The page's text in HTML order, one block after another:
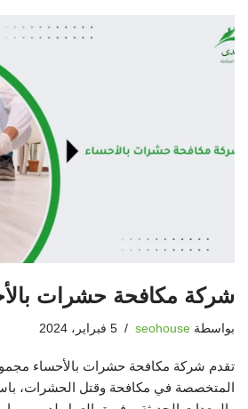
شركة مكافحة حشرات
بواسطة seohouse 5 فبراير، 2024
تقدم شركة مكافحة حشرات بالأحساء
المتخصصة في مكافحة وقتل الحشرات،